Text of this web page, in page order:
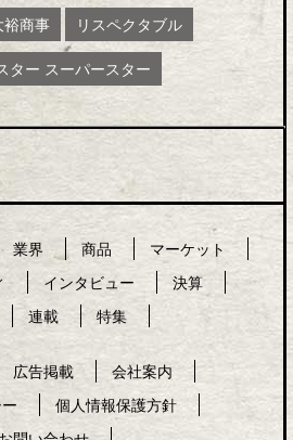
裕商事 リスペクタブル
ター スーパースター
業界 商品
マーケット
インタビュー
決算
連載 特集
広告掲載
会社案内
個人情報保護方針